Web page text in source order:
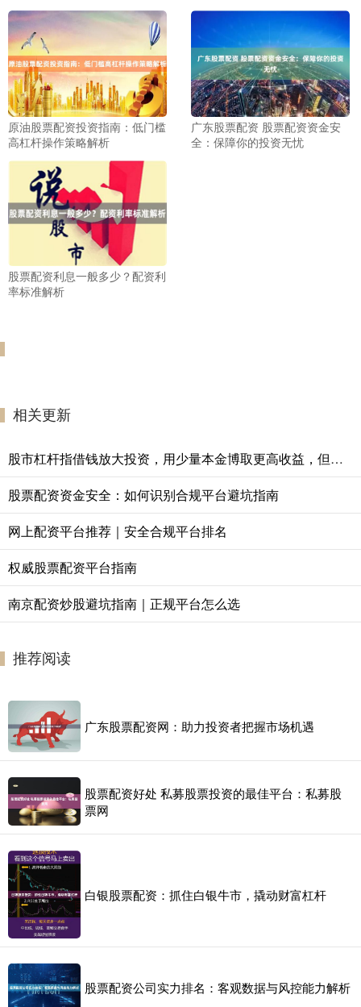
原油股票配资投资指南：低门槛
高杠杆操作策略解析
广东股票配资 股票配资资金安
全：保障你的投资无忧
股票配资利息一般多少？配资利
率标准解析
相关更新
股市杠杆指借钱放大投资，用少量本金博取更高收益，但风险同步放大。
股票配资资金安全：如何识别合规平台避坑指南
网上配资平台推荐｜安全合规平台排名
权威股票配资平台指南
南京配资炒股避坑指南｜正规平台怎么选
推荐阅读
广东股票配资网：助力投资者把握市场机遇
股票配资好处 私募股票投资的最佳平台：私募股
票网
白银股票配资：抓住白银牛市，撬动财富杠杆
股票配资公司实力排名：客观数据与风控能力解析